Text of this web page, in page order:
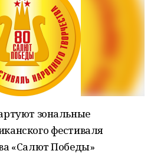
зональные
фестиваля
«Салют Победы»